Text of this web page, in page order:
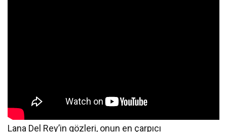
Lana Del Rey’in gözleri, onun en çarpıcı